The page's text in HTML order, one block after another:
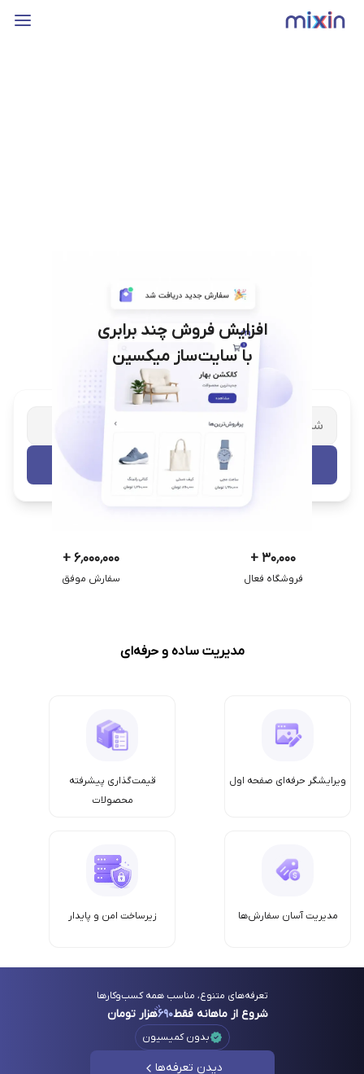
افزایش فروش چند برابری
با سایت‌ساز میکسین
شریک تجاری ترب با پشتیبانی اختصاصی
تست رایگان
۳۰٬۰۰۰ +
فروشگاه فعال
۶٬۰۰۰٬۰۰۰ +
سفارش موفق
مدیریت ساده و حرفه‌ای
ویرایشگر حرفه‌ای صفحه اول
قیمت‌گذاری پیشرفته
محصولات
مدیریت آسان سفارش‌ها زیرساخت امن‌ و پایدار
تعرفه‌های متنوع، مناسب همه کسب‌وکارها
شروع از ماهانه فقط۶۹۰هزار تومان
بدون کمیسیون
دیدن تعرفه‌ها